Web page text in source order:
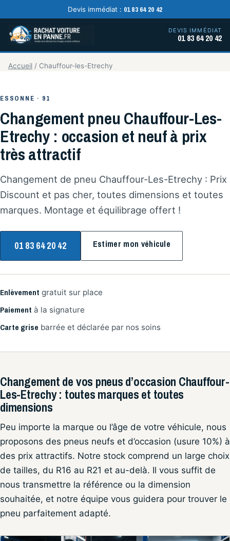
Devis immédiat : 01 83 64 20 42
DEVIS IMMÉDIAT
01 83 64 20 42
Accueil / Chauffour-les-Etrechy
ESSONNE · 91
Changement pneu Chauffour-Les-
Etrechy : occasion et neuf à prix
très attractif
Changement de pneu Chauffour-Les-Etrechy : Prix
Discount et pas cher, toutes dimensions et toutes
marques. Montage et équilibrage offert !
01 83 64 20 42 Estimer mon véhicule
Enlèvement gratuit sur place
Paiement à la signature
Carte grise barrée et déclarée par nos soins
Changement de vos pneus d’occasion Chauffour-
Les-Etrechy : toutes marques et toutes
dimensions
Peu importe la marque ou l’âge de votre véhicule, nous
proposons des pneus neufs et d’occasion (usure 10%) à
des prix attractifs. Notre stock comprend un large choix
de tailles, du R16 au R21 et au-delà. Il vous suffit de
nous transmettre la référence ou la dimension
souhaitée, et notre équipe vous guidera pour trouver le
pneu parfaitement adapté.